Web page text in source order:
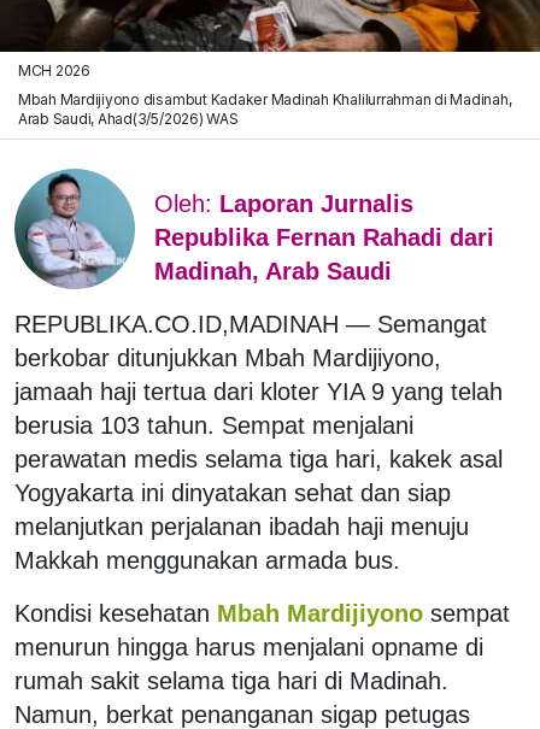
MCH 2026
Mbah Mardijiyono disambut Kadaker Madinah Khalilurrahman di Madinah,
Arab Saudi, Ahad(3/5/2026) WAS
Oleh: Laporan Jurnalis
Republika Fernan Rahadi dari
Madinah, Arab Saudi
REPUBLIKA.CO.ID,MADINAH — Semangat
berkobar ditunjukkan Mbah Mardijiyono,
jamaah haji tertua dari kloter YIA 9 yang telah
berusia 103 tahun. Sempat menjalani
perawatan medis selama tiga hari, kakek asal
Yogyakarta ini dinyatakan sehat dan siap
melanjutkan perjalanan ibadah haji menuju
Makkah menggunakan armada bus.
Kondisi kesehatan Mbah Mardijiyono sempat
menurun hingga harus menjalani opname di
rumah sakit selama tiga hari di Madinah.
Namun, berkat penanganan sigap petugas